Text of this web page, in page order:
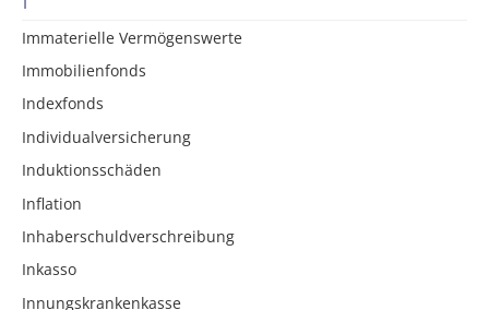
Immaterielle Vermögenswerte
Immobilienfonds
Indexfonds
Individualversicherung
Induktionsschäden
Inflation
Inhaberschuldverschreibung
Inkasso
Innungskrankenkasse